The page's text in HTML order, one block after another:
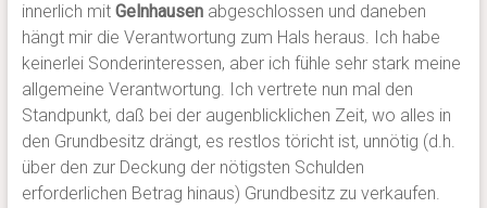
innerlich mit Gelnhausen abgeschlossen und daneben
hängt mir die Verantwortung zum Hals heraus. Ich habe
keinerlei Sonderinteressen, aber ich fühle sehr stark meine
allgemeine Verantwortung. Ich vertrete nun mal den
Standpunkt, daß bei der augenblicklichen Zeit, wo alles in
den Grundbesitz drängt, es restlos töricht ist, unnötig (d.h.
über den zur Deckung der nötigsten Schulden
erforderlichen Betrag hinaus) Grundbesitz zu verkaufen.